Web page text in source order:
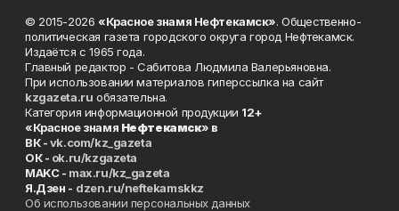
© 2015-2026 «Красное знамя Нефтекамск». Общественно-
политическая газета городского округа город Нефтекамск.
Издаётся с 1965 года.
Главный редактор - Сабитова Людмила Валерьяновна.
При использовании материалов гиперссылка на сайт
kzgazeta.ru обязательна.
Категория информационной продукции 12+
«Красное знамя Нефтекамск» в
ВК -vk.com/kz_gazeta
ОК - ok.ru/kzgazeta
MAKC - max.ru/kz_gazeta
Я.Дзен - dzen.ru/neftekamskkz
Об использовании персональных данных